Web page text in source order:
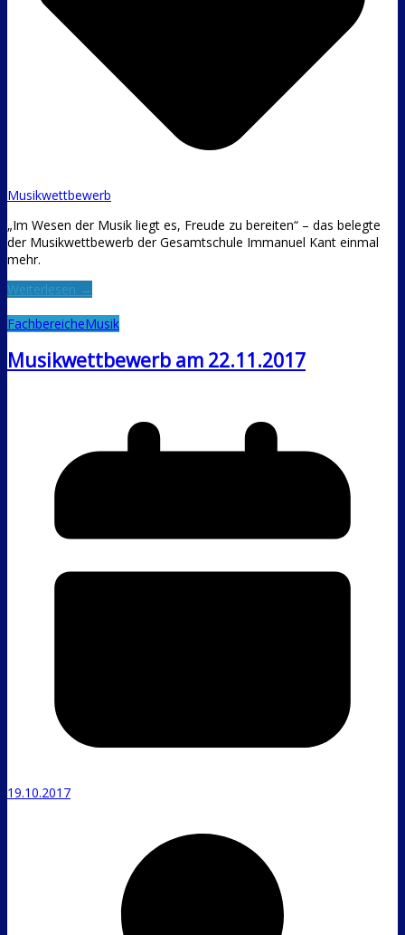
Musikwettbewerb
„Im Wesen der Musik liegt es, Freude zu bereiten“ – das belegte
der Musikwettbewerb der Gesamtschule Immanuel Kant einmal
mehr.
Weiterlesen →
FachbereicheMusik
Musikwettbewerb am 22.11.2017
19.10.2017